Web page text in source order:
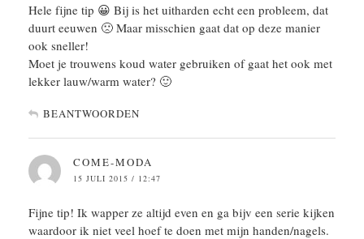
Hele fijne tip 😀 Bij is het uitharden echt een probleem, dat
duurt eeuwen 🙁 Maar misschien gaat dat op deze manier
ook sneller!
Moet je trouwens koud water gebruiken of gaat het ook met
lekker lauw/warm water? 🙂
BEANTWOORDEN
COME-MODA
15 JULI 2015 / 12:47
Fijne tip! Ik wapper ze altijd even en ga bijv een serie kijken
waardoor ik niet veel hoef te doen met mijn handen/nagels.